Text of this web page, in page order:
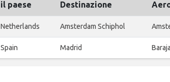
il paese Destinazione
Netherlands Amsterdam Schiphol
Spain Madrid